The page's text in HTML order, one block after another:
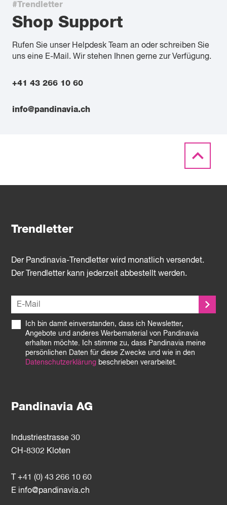
#Trendletter
Shop Support
Rufen Sie unser Helpdesk Team an oder schreiben Sie
uns eine E-Mail. Wir stehen Ihnen gerne zur Verfügung.
+41 43 266 10 60
info@pandinavia.ch
Pandinavia AG
Industriestrasse 30
CH-8302 Kloten
T +41 (0) 43 266 10 60
E info@pandinavia.ch
Trendletter
Der Pandinavia-Trendletter wird monatlich versendet.
Der Trendletter kann jederzeit abbestellt werden.
Ich bin damit einverstanden, dass ich Newsletter,
Angebote und anderes Werbematerial von Pandinavia
erhalten möchte. Ich stimme zu, dass Pandinavia meine
persönlichen Daten für diese Zwecke und wie in den
Datenschutzerklärung beschrieben verarbeitet.